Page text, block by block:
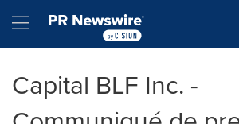
Hamburger menu
Capital BLF Inc. -